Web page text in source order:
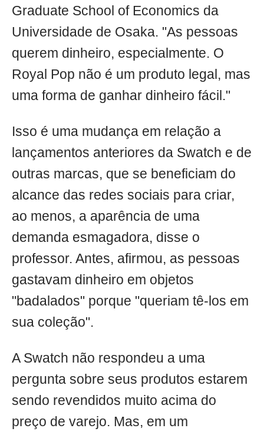
Graduate School of Economics da
Universidade de Osaka. "As pessoas
querem dinheiro, especialmente. O
Royal Pop não é um produto legal, mas
uma forma de ganhar dinheiro fácil."
Isso é uma mudança em relação a
lançamentos anteriores da Swatch e de
outras marcas, que se beneficiam do
alcance das redes sociais para criar,
ao menos, a aparência de uma
demanda esmagadora, disse o
professor. Antes, afirmou, as pessoas
gastavam dinheiro em objetos
"badalados" porque "queriam tê-los em
sua coleção".
A Swatch não respondeu a uma
pergunta sobre seus produtos estarem
sendo revendidos muito acima do
preço de varejo. Mas, em um